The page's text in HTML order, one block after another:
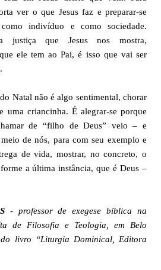
ver o que Jesus faz e preparar-se
indivíduo e como sociedade.
justiça que Jesus nos mostra,
ele tem ao Pai, é isso que vai ser
Natal não é algo sentimental, chorar
uma criancinha. É alegrar-se porque
de “filho de Deus” veio – e
de nós, para com seu exemplo e
de vida, mostrar, no concreto, o
a última instância, que é Deus –
- professor de exegese bíblica na
de Filosofia e Teologia, em Belo
livro “Liturgia Dominical, Editora